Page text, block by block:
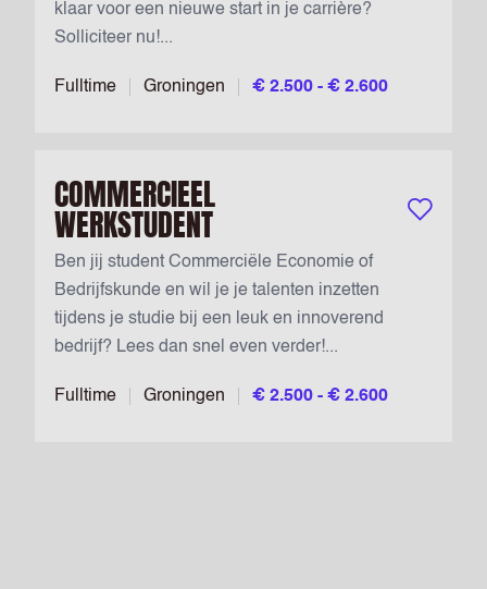
Fulltime Groningen € 2.500 - € 2.600
klaar voor een nieuwe start in je carrière?
Solliciteer nu!...
COMMERCIEEL
WERKSTUDENT Bewaar
Fulltime Groningen € 2.500 - € 2.600
Ben jij student Commerciële Economie of
Bedrijfskunde en wil je je talenten inzetten
tijdens je studie bij een leuk en innoverend
bedrijf? Lees dan snel even verder!...